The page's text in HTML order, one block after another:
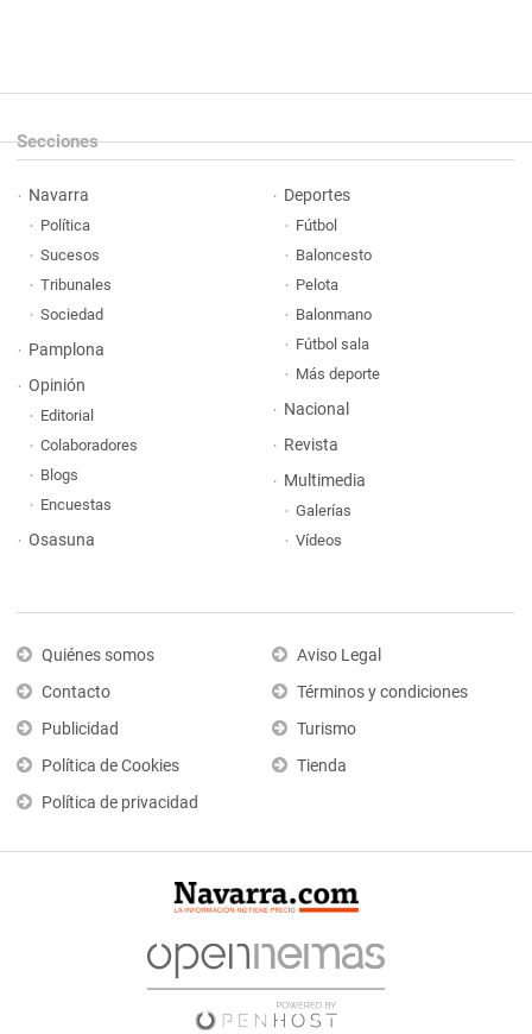
Secciones
Navarra
Política
Sucesos
Tribunales
Sociedad
Pamplona
Opinión
Editorial
Colaboradores
Blogs
Encuestas
Osasuna
Deportes
Fútbol
Baloncesto
Pelota
Balonmano
Fútbol sala
Más deporte
Nacional
Revista
Multimedia
Galerías
Vídeos
Quiénes somos
Contacto
Publicidad
Política de Cookies
Política de privacidad
Aviso Legal
Términos y condiciones
Turismo
Tienda